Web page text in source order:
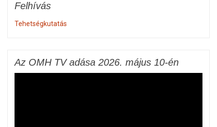
Felhívás
Tehetségkutatás
Az OMH TV adása 2026. május 10-én